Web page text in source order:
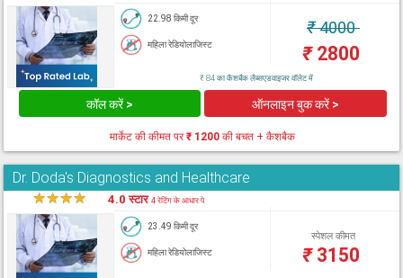
22.98 किमी दूर
महिला रेडियोलाजिस्ट
₹4000
₹2800
₹ 84 का कैशबैक लैब्सएडवाइजर वॉलेट में
कॉल करें > ऑनलाइन बुक करें >
मार्केट की कीमत पर₹ 1200 की बचत + कैशबैक
Dr. Doda's Diagnostics and Healthcare
★★★★ 4.0 स्टार4 रेटिंग के आधार पे
23.49 किमी दूर
महिला रेडियोलाजिस्ट
स्पेशल कीमत
₹3150